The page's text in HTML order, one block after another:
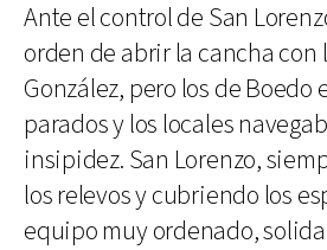
Ante el control de San
orden de abrir la cancha con
González, pero los de
parados y los locales
insipidez. San Lorenzo,
los relevos y cubriendo los
equipo muy ordenado,